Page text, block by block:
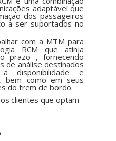
adaptável que
dos passageiros
a ser suportados no
com a MTM para
RCM que atinja
prazo , fornecendo
de análise destinados
disponibilidade e
bem como em seus
do trem de bordo.
clientes que optam